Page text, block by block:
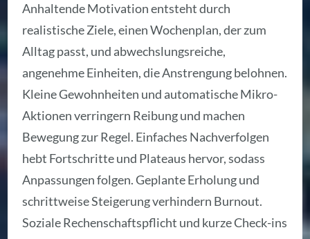
Anhaltende Motivation entsteht durch
realistische Ziele, einen Wochenplan, der zum
Alltag passt, und abwechslungsreiche,
angenehme Einheiten, die Anstrengung belohnen.
Kleine Gewohnheiten und automatische Mikro-
Aktionen verringern Reibung und machen
Bewegung zur Regel. Einfaches Nachverfolgen
hebt Fortschritte und Plateaus hervor, sodass
Anpassungen folgen. Geplante Erholung und
schrittweise Steigerung verhindern Burnout.
Soziale Rechenschaftspflicht und kurze Check-ins